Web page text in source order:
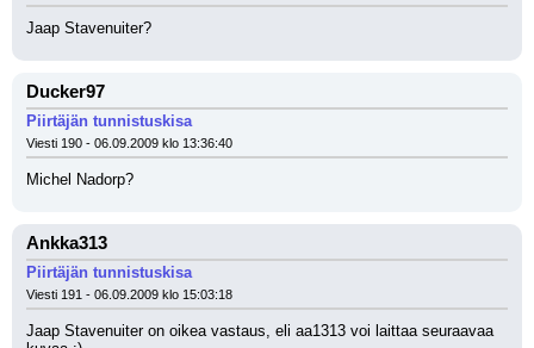
Jaap Stavenuiter?
Ducker97
Piirtäjän tunnistuskisa
Viesti 190 - 06.09.2009 klo 13:36:40
Michel Nadorp?
Ankka313
Piirtäjän tunnistuskisa
Viesti 191 - 06.09.2009 klo 15:03:18
Jaap Stavenuiter on oikea vastaus, eli aa1313 voi laittaa seuraavaa